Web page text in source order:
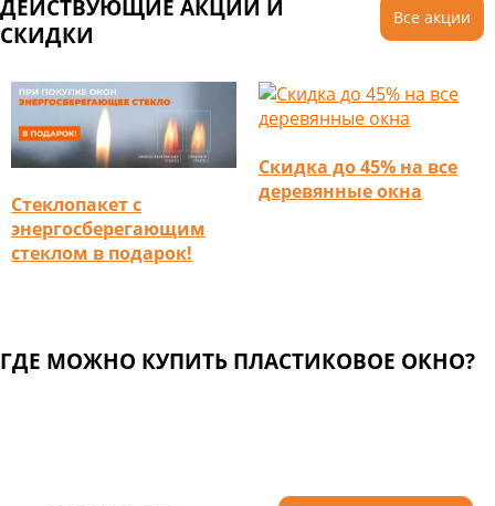
Все акции
ДЕЙСТВУЮЩИЕ АКЦИИ И
СКИДКИ
Стеклопакет с
энергосберегающим
стеклом в подарок!
Скидка до 45% на все
деревянные окна
ГДЕ МОЖНО КУПИТЬ ПЛАСТИКОВОЕ ОКНО?